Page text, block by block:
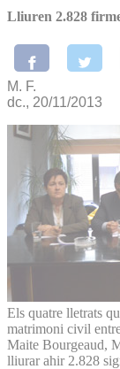
Lliuren 2.828
M. F.
dc., 20/11/2013
Els quatre lletrats
matrimoni civil
Maite Bourgeaud,
lliurar ahir 2.828